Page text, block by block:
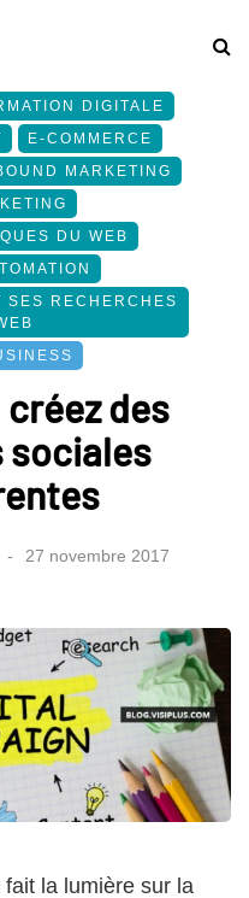
DIGITALE
E-COMMERCE
MARKETING
DU WEB
RECHERCHES
des
sociales
27 novembre 2017
la lumière sur la